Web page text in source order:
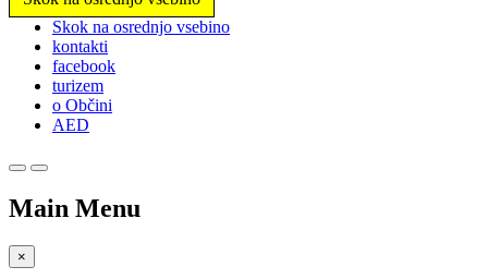
Prosimo,
upoštevajte:
spletno
mesto
vključuje
sistem
Skok na osrednjo vsebino
kontakti
facebook
turizem
o Občini
AED
Main Menu
×